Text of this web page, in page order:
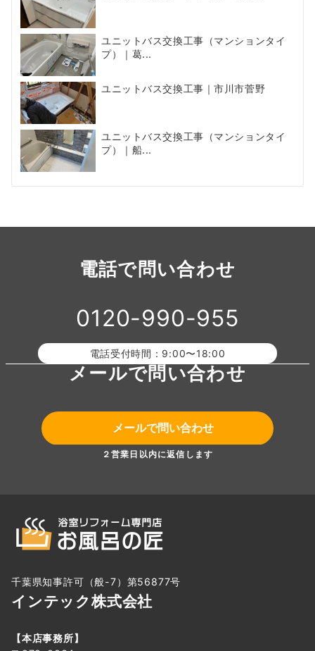
ユニットバス交換工事（マンションタイ
プ）｜葛...
ユニットバス交換工事｜市川市菅野
ユニットバス交換工事（マンションタイ
プ）｜船...
電話で問い合わせ
0120-990-955
電話受付時間：9:00〜18:00
メールで問い合わせ
メールで問い合わせ
２営業日以内に返信します
千葉県知事許可（般-7）第56877号
インテック株式会社
【本店事務所】